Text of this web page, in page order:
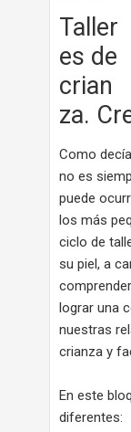
Taller
es de
crian
za.
Como
no es
puede
los más
ciclo de
su piel, a
lograr una
nuestras
crianza y
En este
diferentes: